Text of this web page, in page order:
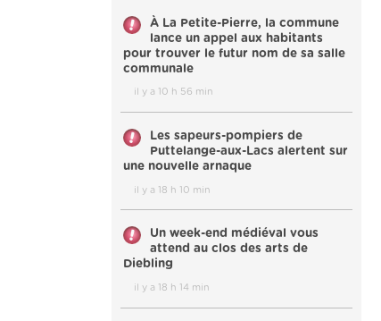
À La Petite-Pierre, la commune
lance un appel aux habitants
pour trouver le futur nom de sa salle
communale
il y a 10 h 56 min
Les sapeurs-pompiers de
Puttelange-aux-Lacs alertent sur
une nouvelle arnaque
il y a 18 h 10 min
Un week-end médiéval vous
attend au clos des arts de
Diebling
il y a 18 h 14 min